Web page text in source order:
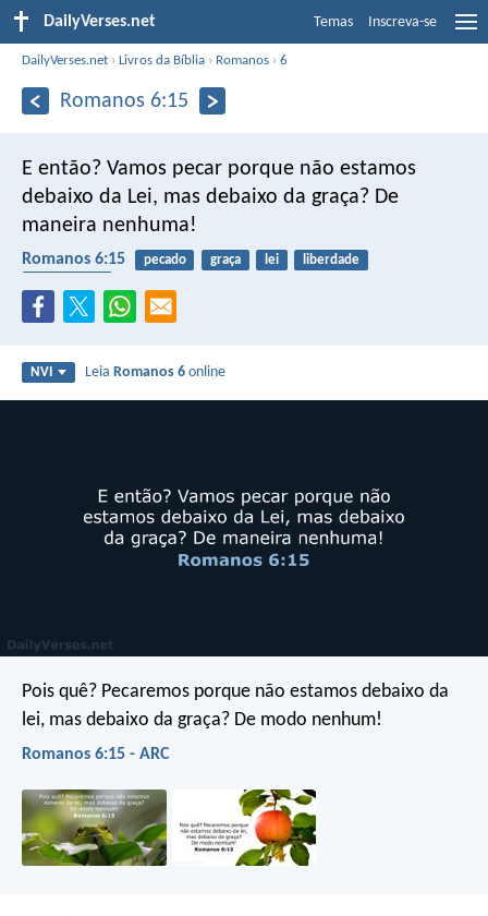
DailyVerses.net Temas Inscreva-se
DailyVerses.net ›Livros da Bíblia › Romanos ›6
Romanos 6:15
E então? Vamos pecar porque não estamos
debaixo da Lei, mas debaixo da graça? De
maneira nenhuma!
Romanos 6:15 pecado graça lei
liberdade
NVI LeiaRomanos 6 online
Pois quê? Pecaremos porque não estamos debaixo da
lei, mas debaixo da graça? De modo nenhum!
Romanos 6:15 - ARC